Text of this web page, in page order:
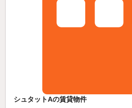
シュタットAの賃貸物件